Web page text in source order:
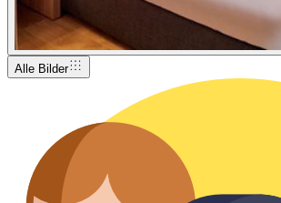
Alle Bilder